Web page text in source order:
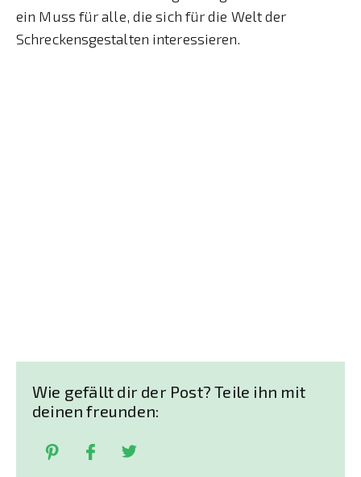
ein Muss für alle, die sich für die Welt der
Schreckensgestalten interessieren.
Wie gefällt dir der Post? Teile ihn mit
deinen freunden: